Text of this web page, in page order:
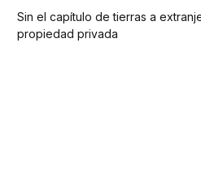
Sin el capítulo de tierras a
propiedad privada